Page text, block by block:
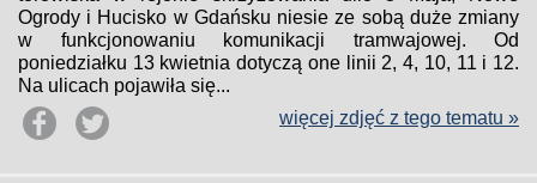
Ogrody i Hucisko w Gdańsku niesie ze sobą duże zmiany
w funkcjonowaniu komunikacji tramwajowej. Od
poniedziałku 13 kwietnia dotyczą one linii 2, 4, 10, 11 i 12.
Na ulicach pojawiła się...
więcej zdjęć z tego tematu »